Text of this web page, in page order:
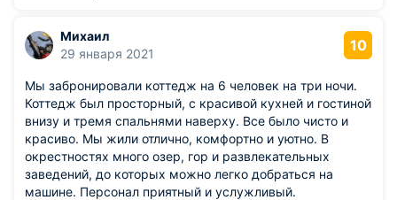
Михаил
29 января 2021
10
Мы забронировали коттедж на 6 человек на три ночи.
Коттедж был просторный, с красивой кухней и гостиной
внизу и тремя спальнями наверху. Все было чисто и
красиво. Мы жили отлично, комфортно и уютно. В
окрестностях много озер, гор и развлекательных
заведений, до которых можно легко добраться на
машине. Персонал приятный и услужливый.